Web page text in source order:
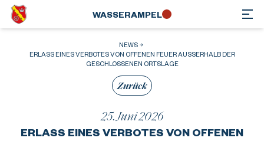
WASSER­AMPEL
Zurück
NEWS
ERLASS EINES VERBOTES VON OFFENEN FEUER AUSSERHALB DER
GESCHLOSSENEN ORTSLAGE
25. Juni 2026
ERLASS EINES VERBOTES VON OFFENEN